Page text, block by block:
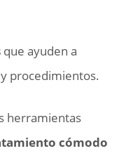
que ayuden a
procedimientos.
herramientas
cómodo